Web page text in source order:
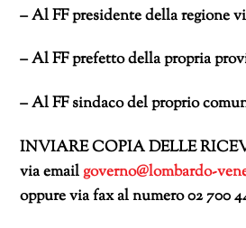
– Al FF presidente della regione
– Al FF prefetto della propria
– Al FF sindaco del proprio
INVIARE COPIA DELLE
via emailgoverno@lombardo-
oppure via fax al numero 02 700